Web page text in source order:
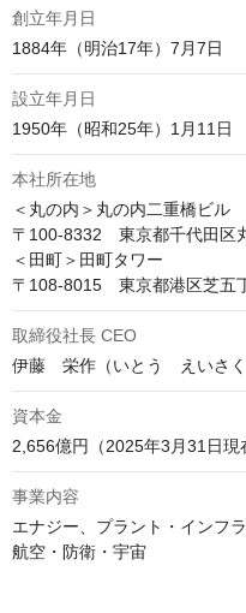
創立年月日
1884年（明治17年）7月7日
設立年月日
1950年（昭和25年）1月11日
本社所在地
＜丸の内＞丸の内二重橋ビル
〒100-8332　東京都千代田区
＜田町＞田町タワー
〒108-8015　東京都港区芝五
取締役社長 CEO
伊藤　栄作（いとう　えいさく
資本金
2,656億円（2025年3月31日現
事業内容
エナジー、プラント・インフ
航空・防衛・宇宙